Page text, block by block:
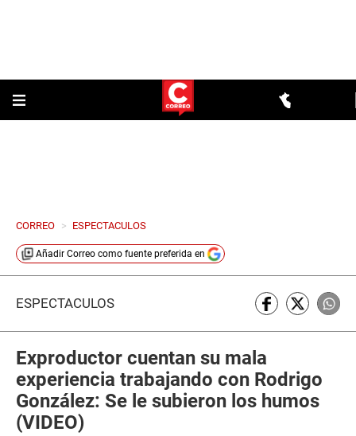
CORREO > ESPECTACULOS
Añadir Correo como fuente preferida en
ESPECTÁCULOS
Exproductor cuentan su mala
experiencia trabajando con Rodrigo
González: Se le subieron los humos
(VIDEO)